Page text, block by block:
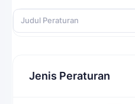
Jenis Peraturan